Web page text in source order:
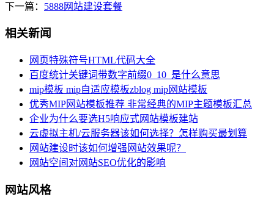
下一篇： 5888网站建设套餐
相关新闻
网页特殊符号HTML代码大全
百度统计关键词带数字前缀0_10_是什么意思
mip模板 mip自适应模板zblog mip网站模板
优秀MIP网站模板推荐 非常经典的MIP主题模板汇总
企业为什么要选H5响应式网站模板建站
云虚拟主机/云服务器该如何选择？怎样购买最划算
网站建设时该如何增强网站效果呢？
网站空间对网站SEO优化的影响
网站风格